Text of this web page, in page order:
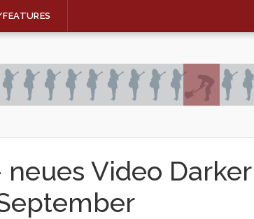
neues Video Darker